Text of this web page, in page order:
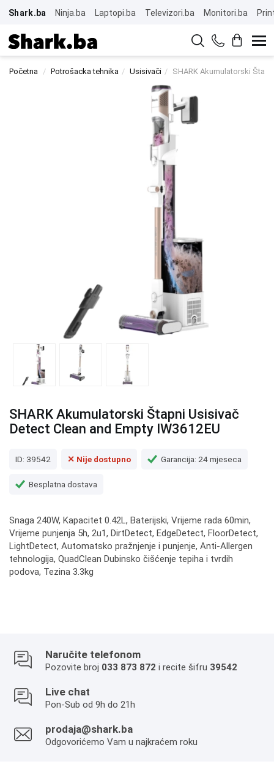
Shark.ba Ninja.ba Laptopi.ba Televizori.ba Monitori.ba
Početna Potrošacka tehnika Usisivači SHARK Akumulatorski
SHARK Akumulatorski Štapni Usisivač
Detect Clean and Empty IW3612EU
ID: 39542 ✕ Nije dostupno Garancija: 24 mjeseca
Besplatna dostava
Snaga 240W, Kapacitet 0.42L, Baterijski, Vrijeme rada 60min,
Vrijeme punjenja 5h, 2u1, DirtDetect, EdgeDetect, FloorDetect,
LightDetect, Automatsko pražnjenje i punjenje, Anti-Allergen
tehnologija, QuadClean Dubinsko čišćenje tepiha i tvrdih
podova, Tezina 3.3kg
Naručite telefonom
Pozovite broj 033 873 872 i recite šifru 39542
Live chat
Pon-Sub od 9h do 21h
prodaja@shark.ba
Odgovorićemo Vam u najkraćem roku